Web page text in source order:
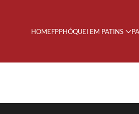
HOMEFPPHÓQUEI EM PATINS